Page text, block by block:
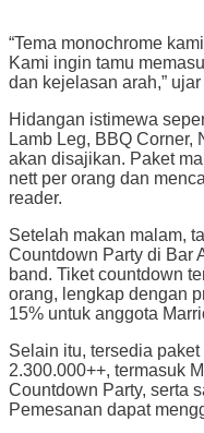
“Tema monochrome
Kami ingin tamu
dan kejelasan arah,”
Hidangan istimewa
Lamb Leg, BBQ
akan disajikan. Paket
nett per orang dan
reader.
Setelah makan malam,
Countdown Party di Bar
band. Tiket countdown
orang, lengkap dengan
15% untuk anggota
Selain itu, tersedia
2.300.000++, termasuk
Countdown Party, serta
Pemesanan dapat